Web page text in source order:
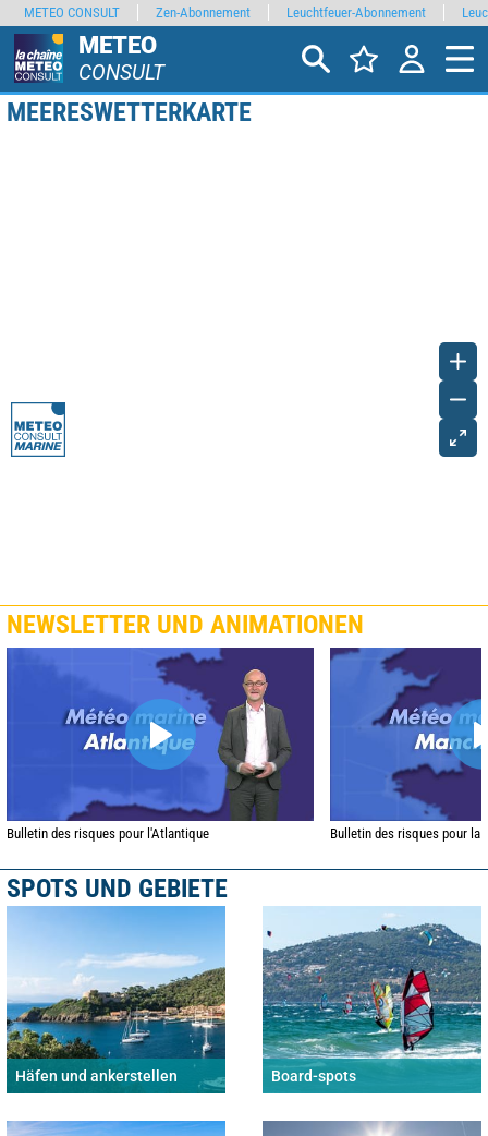
METEO
CONSULT
MEERESWETTERKARTE
NEWSLETTER UND ANIMATIONEN
Bulletin des risques pour l'Atlantique Bulletin des risques pour la
SPOTS UND GEBIETE
Häfen und ankerstellen Board-spots
METEO CONSULT Zen-Abonnement Leuchtfeuer-Abonnement